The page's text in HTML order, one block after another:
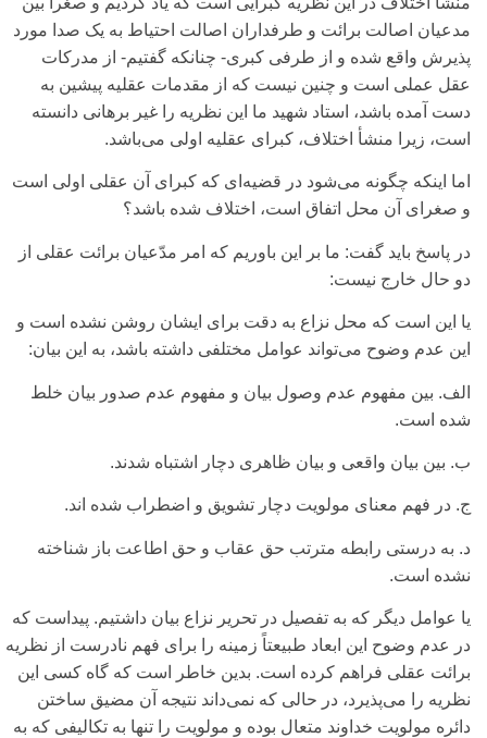
مدعیان اصالت برائت و طرفداران اصالت احتیاط به یک صدا مورد
پذیرش واقع شده و از طرفی‌ کبری‌- چنانکه گفتیم- از مدرکات
عقل عملی‌ است و چنین نیست که از مقدمات عقلیه پیشین به
دست آمده باشد، استاد شهید ما این نظریه را غیر برهانی‌ دانسته
است، زیرا منشأ اختلاف، کبرای‌ عقلیه اولی‌ می‌‌باشد.
اما اینکه چگونه می‌شود در قضیه‌ای‌ که کبرای‌ آن عقلی‌ اولی‌ است
و صغرای‌ آن محل اتفاق است، اختلاف شده باشد؟
در پاسخ باید گفت: ما بر این باوریم که امر مدّعیان برائت عقلی‌ از
دو حال خارج نیست:
یا این است که محل نزاع به دقت برای‌ ایشان روشن نشده است و
این عدم وضوح می‌‌تواند عوامل مختلفی‌ داشته باشد، به این بیان:
الف. بین مفهوم عدم وصول بیان و مفهوم عدم صدور بیان خلط
شده است.
ب. بین بیان واقعی‌ و بیان ظاهری‌ دچار اشتباه شدند.
ج. در فهم معنای‌ مولویت دچار تشویق و اضطراب شده اند.
د. به درستی‌ رابطه مترتب حق عقاب و حق اطاعت باز شناخته
نشده است.
یا عوامل دیگر که به تفصیل در تحریر نزاع بیان داشتیم. پیداست که
در عدم وضوح این ابعاد طبیعتاً زمینه را برای‌ فهم نادرست از نظریه
برائت عقلی‌ فراهم کرده است. بدین خاطر است که گاه کسی‌ این
نظریه را می‌پذیرد، در حالی‌ که نمی‌‌داند نتیجه آن مضیق ساختن
دائره مولویت خداوند متعال بوده و مولویت را تنها به تکالیفی‌ که به